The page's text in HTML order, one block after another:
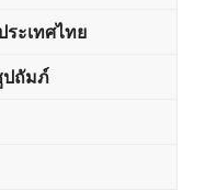
ะเทศไทย
ปถัมภ์